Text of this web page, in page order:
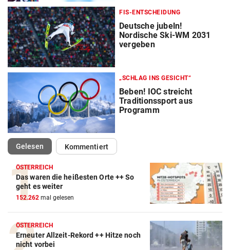
FIS-ENTSCHEIDUNG
Deutsche jubeln!
Nordische Ski-WM 2031
vergeben
„SCHLAG INS GESICHT“
Beben! IOC streicht
Traditionssport aus
Programm
Gelesen(ausgewählt)Kommentiert
ÖSTERREICH
Das waren die heißesten Orte ++ So
geht es weiter
152.262 mal gelesen
ÖSTERREICH
Erneuter Allzeit-Rekord ++ Hitze noch
nicht vorbei